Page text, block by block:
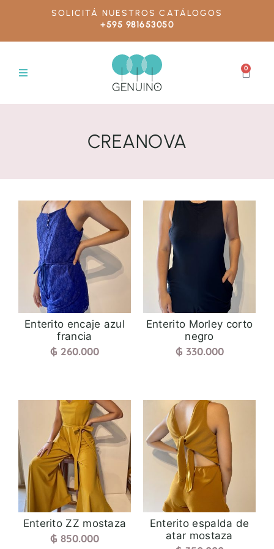
SOLICITÁ NUESTROS CATÁLOGOS
+595 981653050
0
CREANOVA
Enterito encaje azul
francia
₲ 260.000
Enterito Morley corto
negro
₲ 330.000
Enterito ZZ mostaza
₲ 850.000
Enterito espalda de
atar mostaza